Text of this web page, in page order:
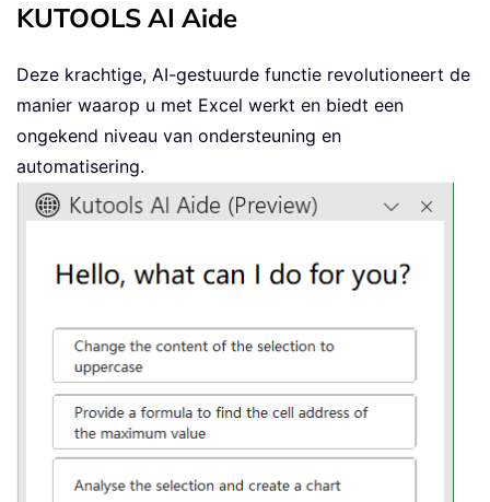
KUTOOLS AI Aide
Deze krachtige, AI-gestuurde functie revolutioneert de
manier waarop u met Excel werkt en biedt een
ongekend niveau van ondersteuning en
automatisering.